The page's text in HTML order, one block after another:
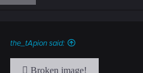
the_tApion said: